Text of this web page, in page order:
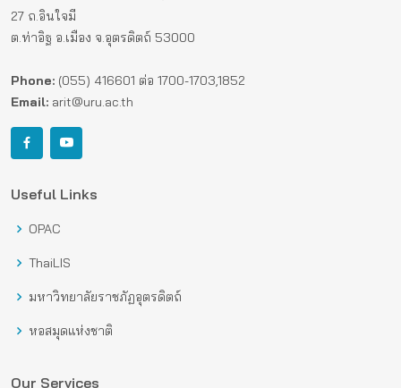
27 ถ.อินใจมี
ต.ท่าอิฐ อ.เมือง จ.อุตรดิตถ์ 53000
Phone: (055) 416601 ต่อ 1700-1703,1852
Email: arit@uru.ac.th
Useful Links
OPAC
ThaiLIS
มหาวิทยาลัยราชภัฏอุตรดิตถ์
หอสมุดแห่งชาติ
Our Services